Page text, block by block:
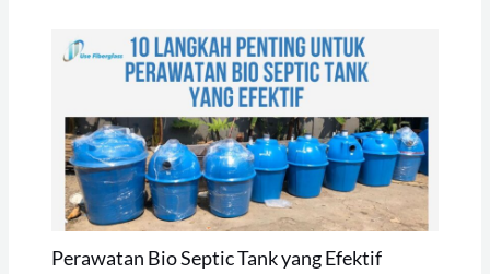
Perawatan Bio Septic Tank yang Efektif